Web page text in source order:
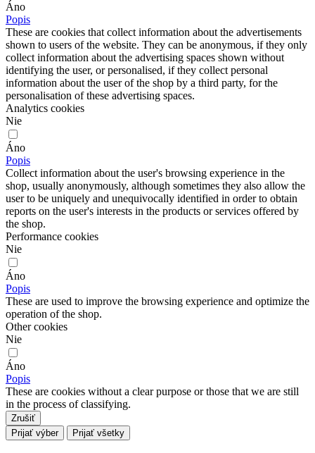
Áno
Popis
These are cookies that collect information about the advertisements
shown to users of the website. They can be anonymous, if they only
collect information about the advertising spaces shown without
identifying the user, or personalised, if they collect personal
information about the user of the shop by a third party, for the
personalisation of these advertising spaces.
Analytics cookies
Nie
Áno
Popis
Collect information about the user's browsing experience in the
shop, usually anonymously, although sometimes they also allow the
user to be uniquely and unequivocally identified in order to obtain
reports on the user's interests in the products or services offered by
the shop.
Performance cookies
Nie
Áno
Popis
These are used to improve the browsing experience and optimize the
operation of the shop.
Other cookies
Nie
Áno
Popis
These are cookies without a clear purpose or those that we are still
in the process of classifying.
Zrušiť
Prijať výber
Prijať všetky